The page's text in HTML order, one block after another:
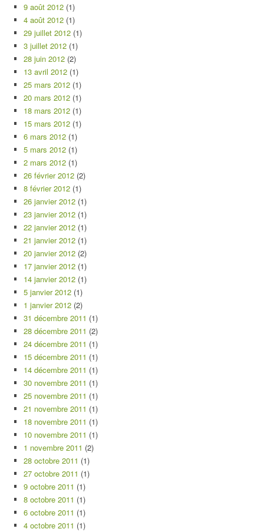
9 août 2012 (1)
4 août 2012 (1)
29 juillet 2012 (1)
3 juillet 2012 (1)
28 juin 2012 (2)
13 avril 2012 (1)
25 mars 2012 (1)
20 mars 2012 (1)
18 mars 2012 (1)
15 mars 2012 (1)
6 mars 2012 (1)
5 mars 2012 (1)
2 mars 2012 (1)
26 février 2012 (2)
8 février 2012 (1)
26 janvier 2012 (1)
23 janvier 2012 (1)
22 janvier 2012 (1)
21 janvier 2012 (1)
20 janvier 2012 (2)
17 janvier 2012 (1)
14 janvier 2012 (1)
5 janvier 2012 (1)
1 janvier 2012 (2)
31 décembre 2011 (1)
28 décembre 2011 (2)
24 décembre 2011 (1)
15 décembre 2011 (1)
14 décembre 2011 (1)
30 novembre 2011 (1)
25 novembre 2011 (1)
21 novembre 2011 (1)
18 novembre 2011 (1)
10 novembre 2011 (1)
1 novembre 2011 (2)
28 octobre 2011 (1)
27 octobre 2011 (1)
9 octobre 2011 (1)
8 octobre 2011 (1)
6 octobre 2011 (1)
4 octobre 2011 (1)